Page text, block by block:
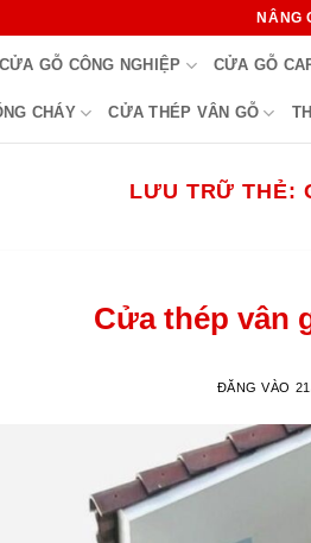
NÂNG
CỬA GỖ CÔNG NGHIỆP CỬA GỖ
CHÁY CỬA THÉP VÂN GỖ
LƯU TRỮ THẺ:
Cửa thép vân
ĐĂNG VÀO